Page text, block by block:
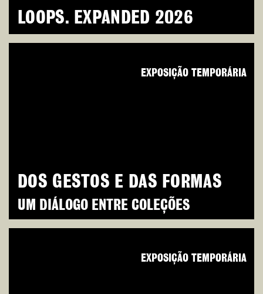
LOOPS. EXPANDED 2026
DOS GESTOS E DAS FORMAS
UM DIÁLOGO ENTRE COLEÇÕES
EXPOSIÇÃO TEMPORÁRIA
EXPOSIÇÃO TEMPORÁRIA